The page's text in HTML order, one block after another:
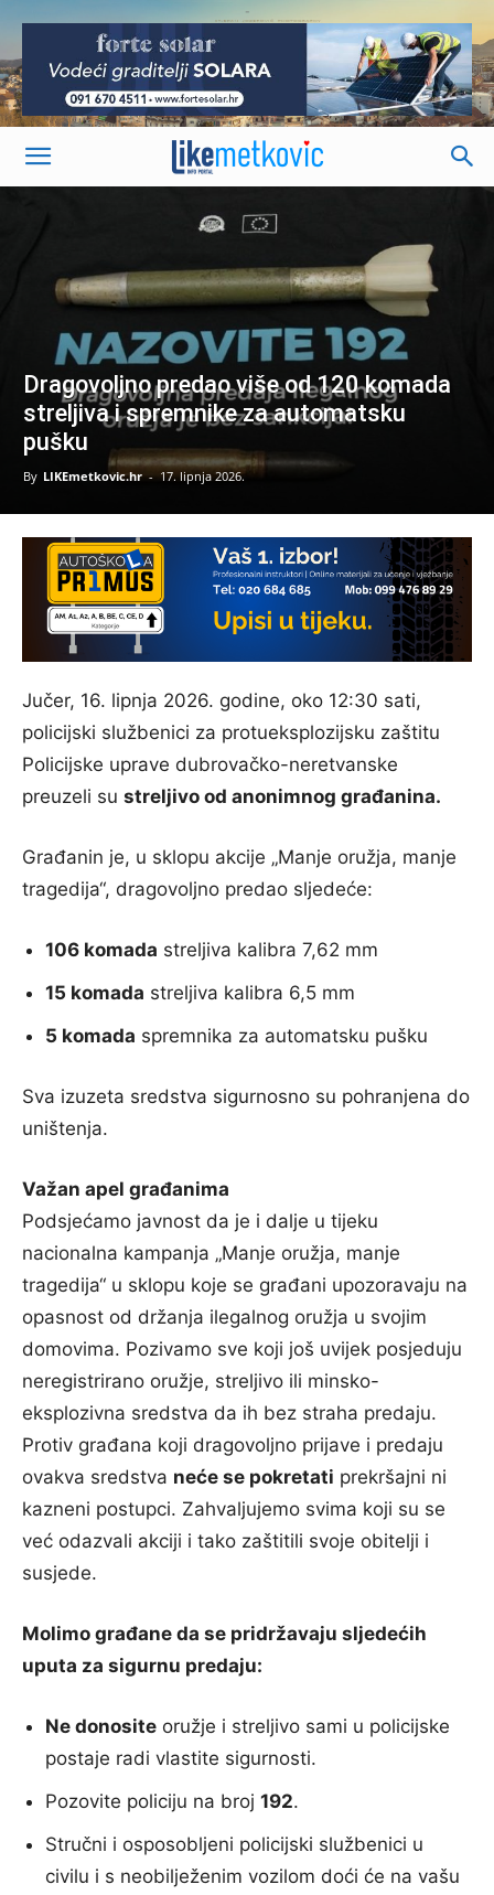
-
Dragovoljno predao više od 120 komada
streljiva i spremnike za automatsku
pušku
By LIKEmetkovic.hr - 17. lipnja 2026.
Jučer, 16. lipnja 2026. godine, oko 12:30 sati,
policijski službenici za protueksplozijsku zaštitu
Policijske uprave dubrovačko-neretvanske
preuzeli su streljivo od anonimnog građanina.
Građanin je, u sklopu akcije „Manje oružja, manje
tragedija“, dragovoljno predao sljedeće:
106 komada streljiva kalibra 7,62 mm
15 komada streljiva kalibra 6,5 mm
5 komada spremnika za automatsku pušku
Sva izuzeta sredstva sigurnosno su pohranjena do
uništenja.
Važan apel građanima
Podsjećamo javnost da je i dalje u tijeku
nacionalna kampanja „Manje oružja, manje
tragedija“ u sklopu koje se građani upozoravaju na
opasnost od držanja ilegalnog oružja u svojim
domovima. Pozivamo sve koji još uvijek posjeduju
neregistrirano oružje, streljivo ili minsko-
eksplozivna sredstva da ih bez straha predaju.
Protiv građana koji dragovoljno prijave i predaju
ovakva sredstva neće se pokretati prekršajni ni
kazneni postupci. Zahvaljujemo svima koji su se
već odazvali akciji i tako zaštitili svoje obitelji i
susjede.
Molimo građane da se pridržavaju sljedećih
uputa za sigurnu predaju:
Ne donosite oružje i streljivo sami u policijske
postaje radi vlastite sigurnosti.
Pozovite policiju na broj 192.
Stručni i osposobljeni policijski službenici u
civilu i s neobilježenim vozilom doći će na vašu